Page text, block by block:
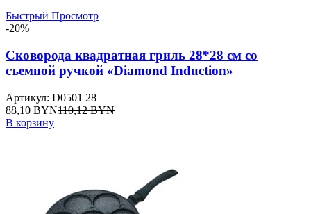
Быстрый Просмотр
-20%
Сковорода квадратная гриль 28*28 см со
съемной ручкой «Diamond Induction»
Артикул: D0501 28
88,10 BYN110,12BYN
В корзину